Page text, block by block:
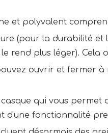
et polyvalent
(pour la durabilité
rend plus léger). Cela
ouvrir et fermer
qui vous
d'une fonctionnalité